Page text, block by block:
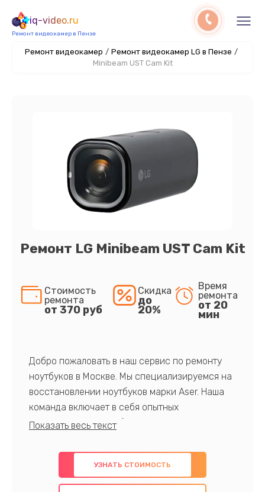
iq-video.ru
Ремонт видеокамер в Пензе
Ремонт видеокамер / Ремонт видеокамер LG в Пензе /
Minibeam UST Cam Kit
Ремонт LG Minibeam UST Cam Kit
Стоимость
ремонта
от 370 руб
Скидка
до
20%
Время
ремонта
от 20
мин
Добро пожаловать в наш сервис по ремонту
ноутбуков в Москве. Мы специализируемся на
восстановлении ноутбуков марки Aser. Наша
команда включает в себя опытных
профессионалов с обширными знаниями и
предлагаем быстрый и качественный ремонт с
использованием оригинальных компонентов, а
также гарантируем качество всех
УЗНАТЬ СТОИМОСТЬ